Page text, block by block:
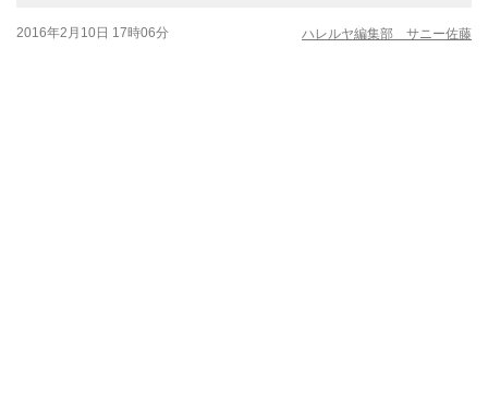
2016年2月10日 17時06分 ハレルヤ編集部 サニー佐藤